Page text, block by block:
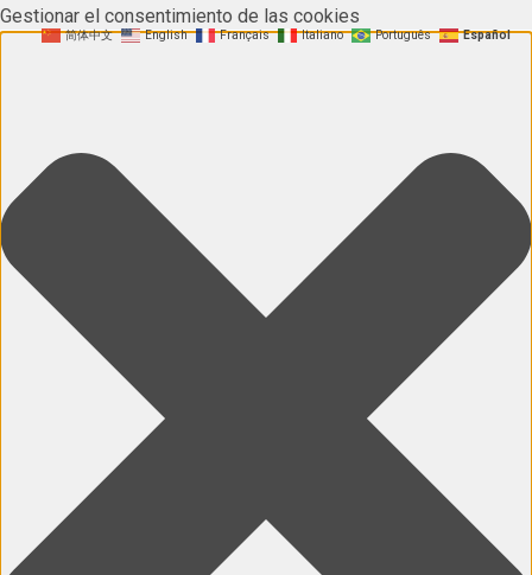
Gestionar el consentimiento de las cookies
简体中文 English Français Italiano Português Español